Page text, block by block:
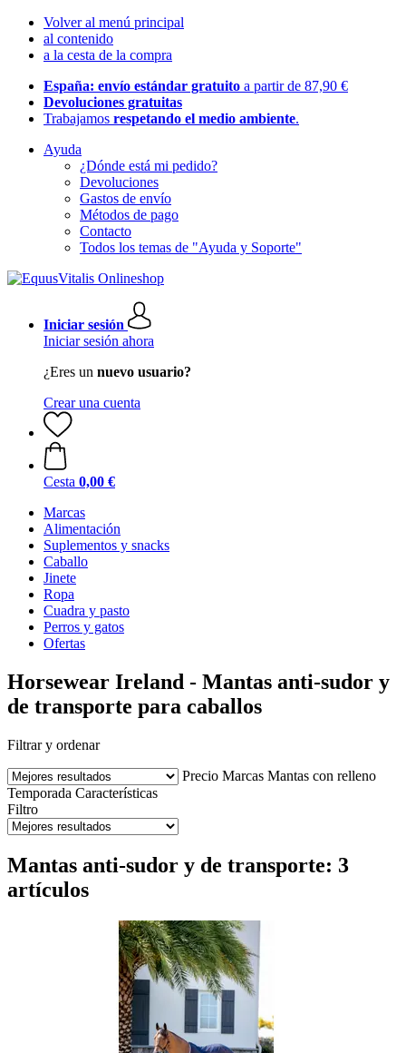
Volver al menú principal
al contenido
a la cesta de la compra
España: envío estándar gratuito a partir de 87,90 €
Devoluciones gratuitas
Trabajamos respetando el medio ambiente.
Ayuda
¿Dónde está mi pedido?
Devoluciones
Gastos de envío
Métodos de pago
Contacto
Todos los temas de "Ayuda y Soporte"
Iniciar sesión
Iniciar sesión ahora
¿Eres un nuevo usuario?
Crear una cuenta
Cesta 0,00 €
Marcas
Alimentación
Suplementos y snacks
Caballo
Jinete
Ropa
Cuadra y pasto
Perros y gatos
Ofertas
Horsewear Ireland - Mantas anti-sudor y
de transporte para caballos
Filtrar y ordenar
Precio Marcas Mantas con relleno
Temporada Características
Filtro
Mantas anti-sudor y de transporte: 3
artículos